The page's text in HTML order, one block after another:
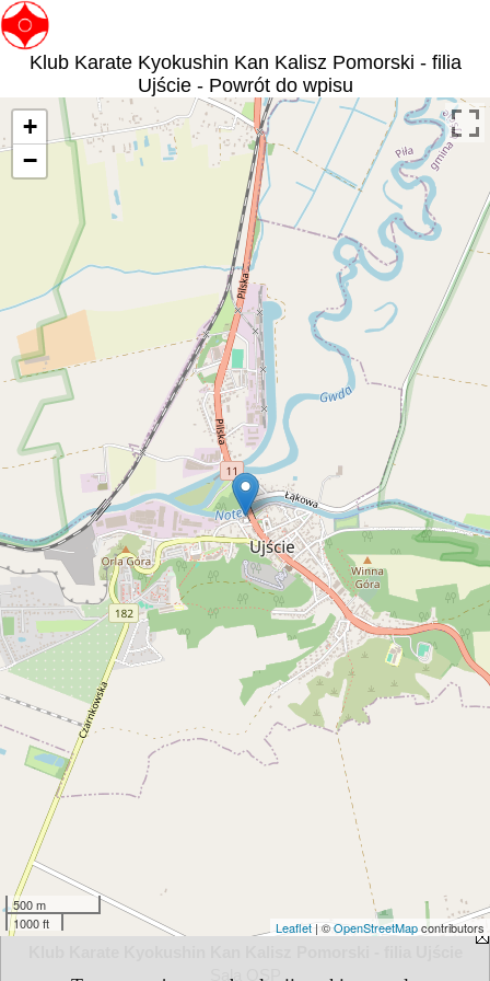
Klub Karate Kyokushin Kan Kalisz Pomorski - filia
Ujście - Powrót do wpisu
+
−
500 m
1000 ft
Leaflet | ©OpenStreetMapcontributors
Sala OSP